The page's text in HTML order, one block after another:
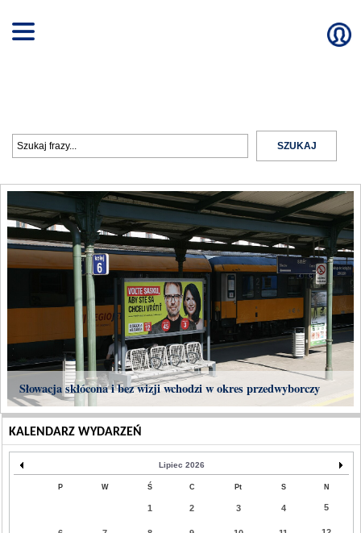
Słowacja skłócona i bez wizji wchodzi w okres przedwyborczy
KALENDARZ WYDARZEŃ
Lipiec 2026
P W Ś C Pt S N
1 2 3 4 5